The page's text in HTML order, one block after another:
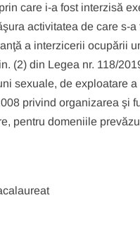
care i-a fost interzisă
activitatea de care s-
a interzicerii ocupării
(2) din Legea nr. 118/
sexuale, de exploatare
privind organizarea şi
pentru domeniile